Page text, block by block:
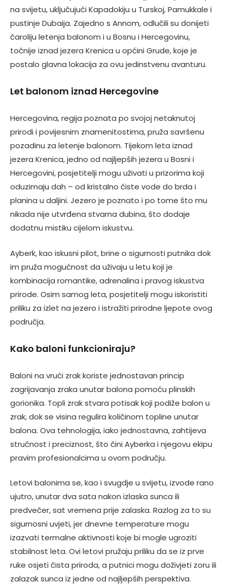
na svijetu, uključujući Kapadokiju u Turskoj, Pamukkale i
pustinje Dubaija. Zajedno s Annom, odlučili su donijeti
čaroliju letenja balonom i u Bosnu i Hercegovinu,
točnije iznad jezera Krenica u općini Grude, koje je
postalo glavna lokacija za ovu jedinstvenu avanturu.
Let balonom iznad Hercegovine
Hercegovina, regija poznata po svojoj netaknutoj
prirodi i povijesnim znamenitostima, pruža savršenu
pozadinu za letenje balonom. Tijekom leta iznad
jezera Krenica, jedno od najljepših jezera u Bosni i
Hercegovini, posjetitelji mogu uživati u prizorima koji
oduzimaju dah – od kristalno čiste vode do brda i
planina u daljini. Jezero je poznato i po tome što mu
nikada nije utvrđena stvarna dubina, što dodaje
dodatnu mistiku cijelom iskustvu.
Ayberk, kao iskusni pilot, brine o sigurnosti putnika dok
im pruža mogućnost da uživaju u letu koji je
kombinacija romantike, adrenalina i pravog iskustva
prirode. Osim samog leta, posjetitelji mogu iskoristiti
priliku za izlet na jezero i istražiti prirodne ljepote ovog
područja.
Kako baloni funkcioniraju?
Baloni na vrući zrak koriste jednostavan princip
zagrijavanja zraka unutar balona pomoću plinskih
gorionika. Topli zrak stvara potisak koji podiže balon u
zrak, dok se visina regulira količinom topline unutar
balona. Ova tehnologija, iako jednostavna, zahtijeva
stručnost i preciznost, što čini Ayberka i njegovu ekipu
pravim profesionalcima u ovom području.
Letovi balonima se, kao i svugdje u svijetu, izvode rano
ujutro, unutar dva sata nakon izlaska sunca ili
predvečer, sat vremena prije zalaska. Razlog za to su
sigurnosni uvjeti, jer dnevne temperature mogu
izazvati termalne aktivnosti koje bi mogle ugroziti
stabilnost leta. Ovi letovi pružaju priliku da se iz prve
ruke osjeti čista priroda, a putnici mogu doživjeti zoru ili
zalazak sunca iz jedne od najljepših perspektiva.